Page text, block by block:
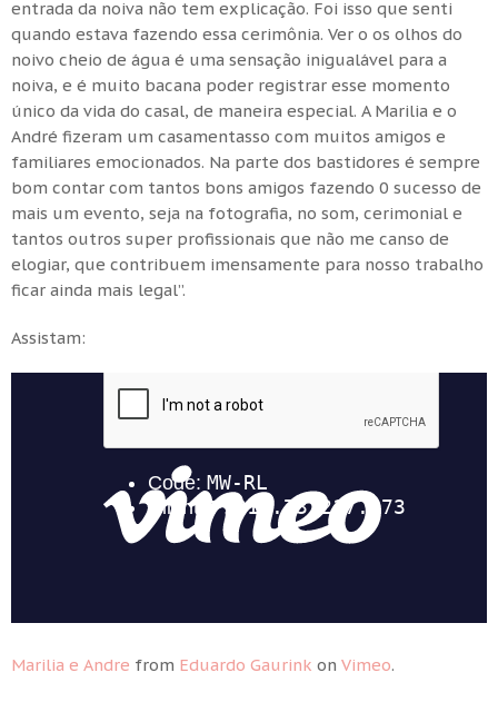
entrada da noiva não tem explicação. Foi isso que senti
quando estava fazendo essa cerimônia. Ver o os olhos do
noivo cheio de água é uma sensação inigualável para a
noiva, e é muito bacana poder registrar esse momento
único da vida do casal, de maneira especial. A Marilia e o
André fizeram um casamentasso com muitos amigos e
familiares emocionados. Na parte dos bastidores é sempre
bom contar com tantos bons amigos fazendo 0 sucesso de
mais um evento, seja na fotografia, no som, cerimonial e
tantos outros super profissionais que não me canso de
elogiar, que contribuem imensamente para nosso trabalho
ficar ainda mais legal”.
Assistam:
Marilia e Andre from Eduardo Gaurink on Vimeo.